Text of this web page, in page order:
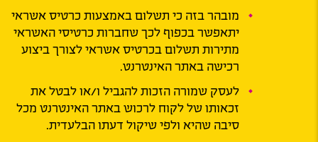
מובהר בזה כי תשלום באמצעות כרטיס אשראי
יתאפשר בכפוף לכך שחברות כרטיסי האשראי
מתירות תשלום בכרטיס אשראי לצורך ביצוע
רכישה באתר האינטרנט.
לעסק שמורה הזכות להגביל ו/או לבטל את
זכאותו של לקוח לרכוש באתר האינטרנט מכל
סיבה שהיא ולפי שיקול דעתו הבלעדית.